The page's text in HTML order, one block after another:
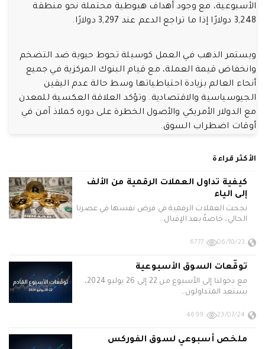
الأسبوعية، مع وجود أهداف هبوطية محتملة نحو منطقة
3,248 دولارًا إذا ما تراجع الدعم عند 3,297 دولارًا.
ويستمر الذهب في العمل كوسيلة تحوط حيوية ضد التضخم
وانخفاض قيمة العملة، مع قيام البنوك المركزية في جميع
أنحاء العالم بزيادة احتياطياتها وسط حالة عدم اليقين
الجيوسياسية والاقتصادية. وتؤكد العلاقة العكسية للمعدن
مع الدولار الأمريكي والأصول الخطرة على دوره كملاذ آمن في
أوقات اضطراب السوق.
الأكثر قراءة
كيفية تداول العملات الرقمية من الألف
إلى الياء
نجحت العملات الرقمية في فرض نفسها في عصرنا
الحالي، خاصةً بعد الإقبال…
06/10/23
6777
توقّعات السوق الأسبوعية
مع دخولنا إلى الأسبوع من 22 إلى 26 يوليو 2024،
يستعد المتداولون…
23/07/24
4699
ملخص أسبوعي لسوق الفوركس